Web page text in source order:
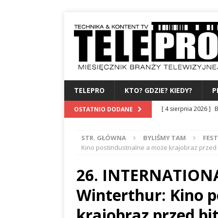
TELEPRO KTO? GDZIE? KIEDY?
OSTATNIO DODANE [ 4 sierpnia 2026 ]
[ 3 sierpnia 2026 ]
[ 31 lipca 2026 ]
[ 27 lipca 2026 ]
[ 6 sierpnia 2026 ]
STR. GŁÓWNA BYLIŚMY TAM
Kino postindustrialne a może krajobraz przed
26.
Winterthur: Kino